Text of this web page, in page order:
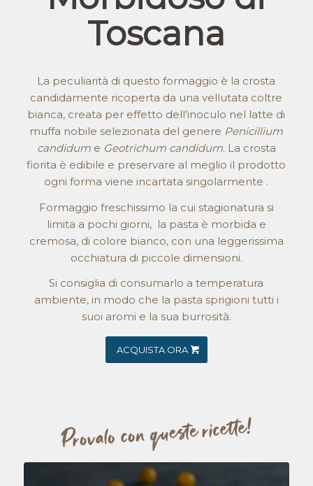
Toscana
La peculiarità di questo formaggio è la crosta
candidamente ricoperta da una vellutata coltre
bianca, creata per effetto dell’inoculo nel latte di
muffa nobile selezionata del genere Penicillium
candidume Geotrichum candidum. La crosta
fiorita è edibile e preservare al meglio il prodotto
ogni forma viene incartata singolarmente .
Formaggio freschissimo la cui stagionatura si
limita a pochi giorni, la pasta è morbida e
cremosa, di colore bianco, con una leggerissima
occhiatura di piccole dimensioni.
Si consiglia di consumarlo a temperatura
ambiente, in modo che la pasta sprigioni tutti i
suoi aromi e la sua burrosità.
ACQUISTA ORA